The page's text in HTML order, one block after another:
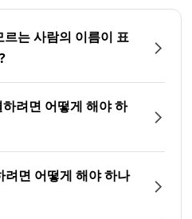
는 사람의 이름이 표
려면 어떻게 해야 하
려면 어떻게 해야 하나